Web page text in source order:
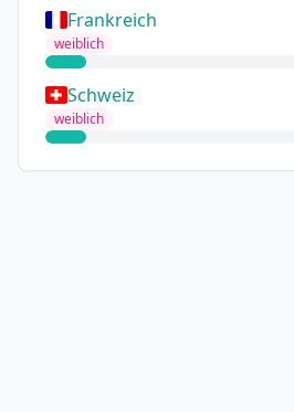
Frankreich
weiblich
Schweiz
weiblich